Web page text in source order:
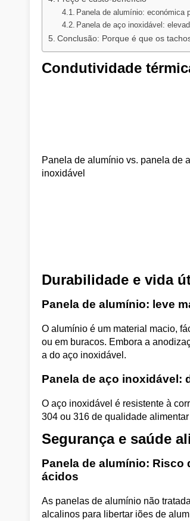
Panela de alumínio: económica
Panela de aço inoxidável:
Conclusão: Porque é que os
Condutividade
Panela de alumínio vs. panela de
inoxidável
Durabilidade e vida
Panela de alumínio: leve
O alumínio é um material macio,
ou em buracos. Embora a
a do aço inoxidável.
Panela de aço inoxidável:
O aço inoxidável é resistente à
304 ou 316 de qualidade
Segurança e saúde
Panela de alumínio: Risco
ácidos
As panelas de alumínio não
alcalinos para libertar iões de